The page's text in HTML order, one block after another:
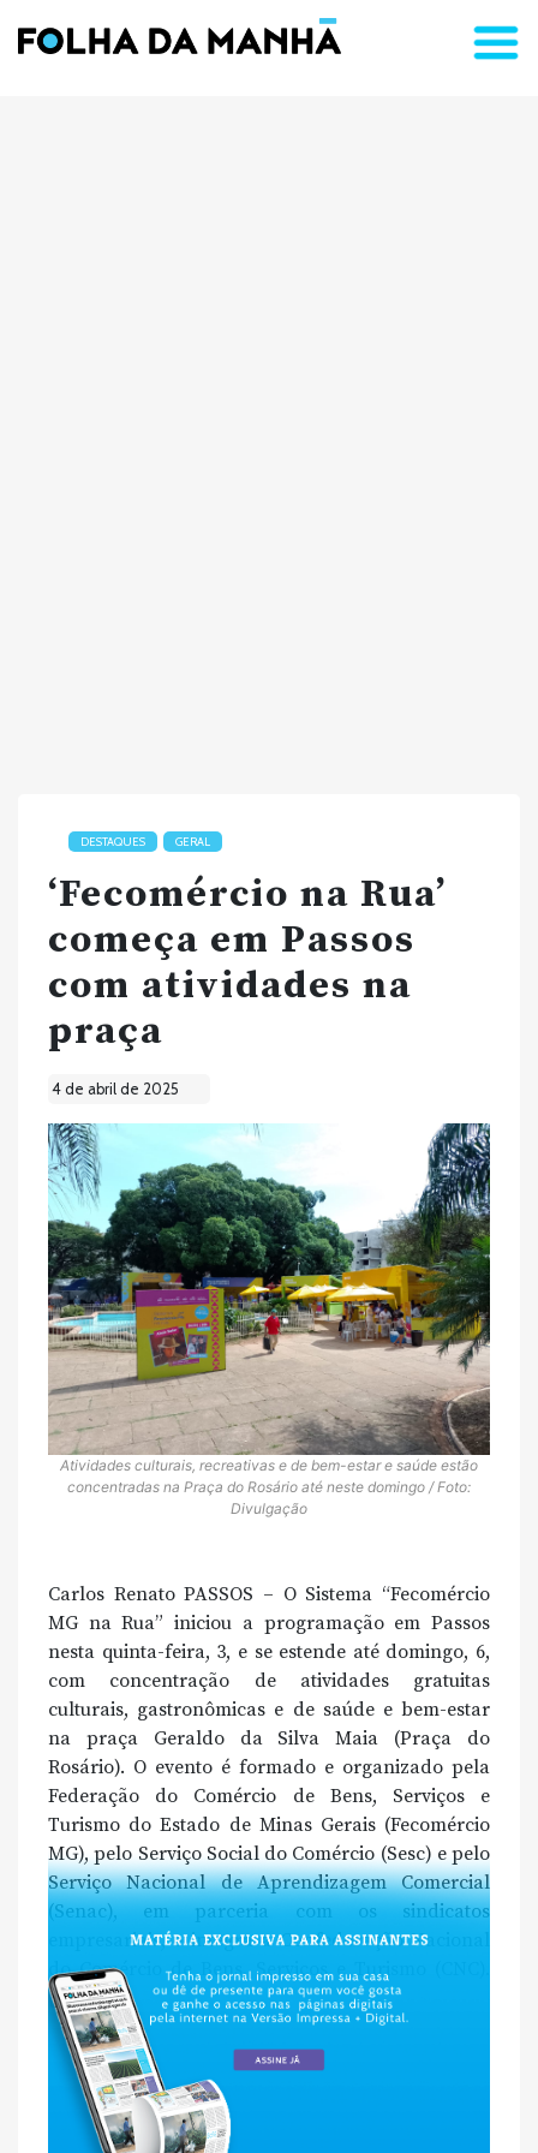
DESTAQUES GERAL
‘Fecomércio na Rua’
começa em Passos
com atividades na
praça
4 de abril de 2025
Atividades culturais, recreativas e de bem-estar e saúde estão
concentradas na Praça do Rosário até neste domingo / Foto:
Divulgação
Carlos Renato PASSOS – O Sistema “Fecomércio
MG na Rua” iniciou a programação em Passos
nesta quinta-feira, 3, e se estende até domingo, 6,
com concentração de atividades gratuitas
culturais, gastronômicas e de saúde e bem-estar
na praça Geraldo da Silva Maia (Praça do
Rosário). O evento é formado e organizado pela
Federação do Comércio de Bens, Serviços e
Turismo do Estado de Minas Gerais (Fecomércio
MG), pelo Serviço Social do Comércio (Sesc) e pelo
Serviço Nacional de Aprendizagem Comercial
(Senac), em parceria com os sindicatos
empresariais, e integra a Confederação Nacional
do Comércio de Bens, Serviços e Turismo (CNC).
[…]